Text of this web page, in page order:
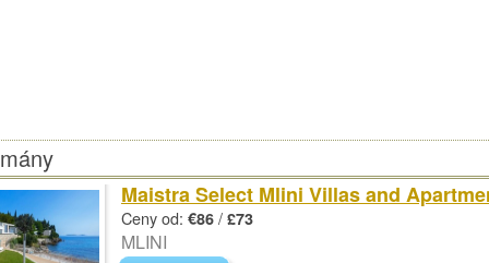
Maistra Select Mlini Villas and
Ceny od: €86 / £73
MLINI